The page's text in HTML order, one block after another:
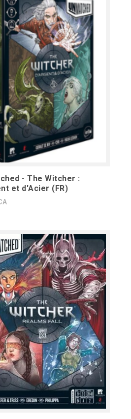
- The Witcher :
et d'Acier (FR)